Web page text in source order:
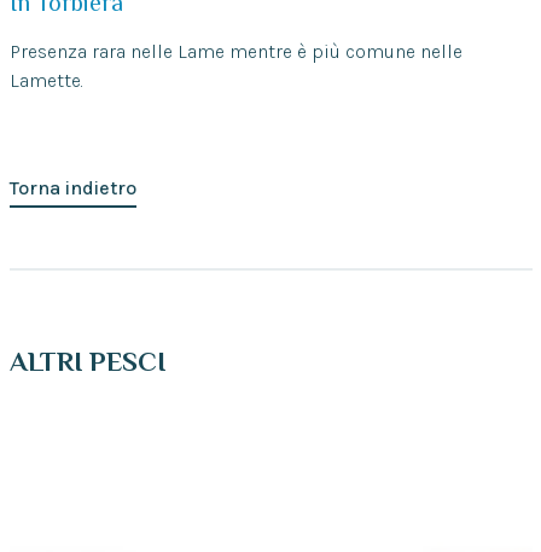
Presenza rara nelle Lame mentre è più comune nelle
Lamette.
Torna indietro
ALTRI PESCI